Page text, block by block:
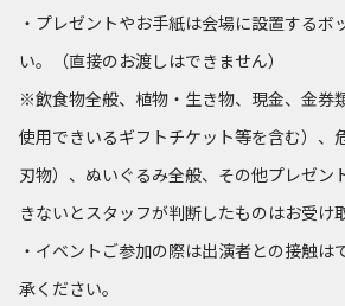
・プレゼントやお手紙は会場に設置するボ
い。（直接のお渡しはできません）
※飲食物全般、植物・生き物、現金、金券
使用できいるギフトチケット等を含む）、
刃物）、ぬいぐるみ全般、その他プレゼン
きないとスタッフが判断したものはお受け
・イベントご参加の際は出演者との接触は
承ください。